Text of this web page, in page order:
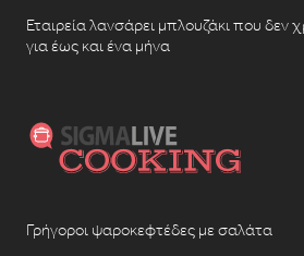
Εταιρεία λανσάρει μπλουζάκι που δεν
για έως και ένα μήνα
Γρήγοροι ψαροκεφτέδες με σαλάτα